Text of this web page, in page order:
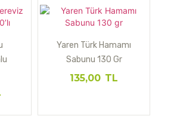
Yaren Türk Hamamı
Sabunu 130 Gr
135,00 TL